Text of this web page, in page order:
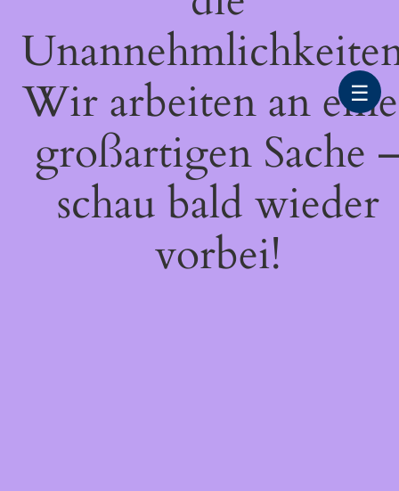
Wir arbeiten an
großartigen Sache
schau bald wieder
vorbei!
☰